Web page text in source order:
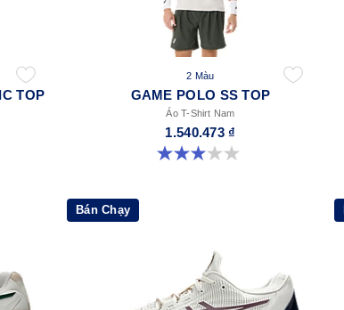
TOP
2 Màu
GAME POLO SS TOP
Áo T-Shirt Nam
1.540.473 ₫
3.0 trong số 5 sao. 1 đánh giá
Bán Chạy